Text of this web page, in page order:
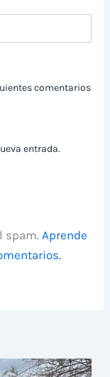
comentarios
entrada.
spam. Aprende